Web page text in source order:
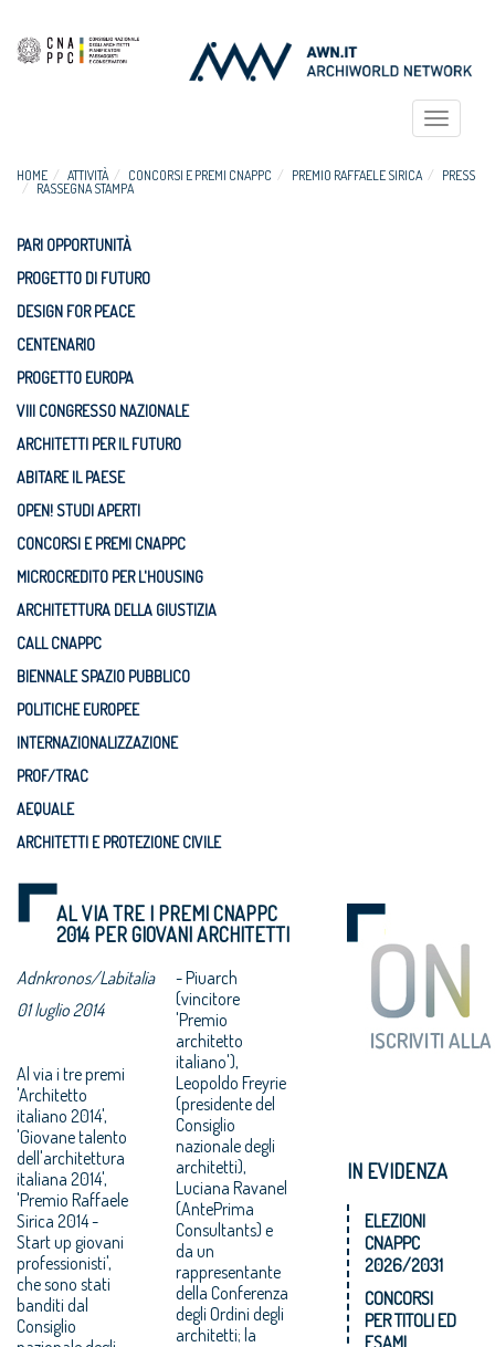
Toggle
HOME ATTIVITÀ CONCORSI E PREMI CNAPPC PREMIO RAFFAELE SIRICA
PRESS
RASSEGNA STAMPA
PARI OPPORTUNITÀ
PROGETTO DI FUTURO
DESIGN FOR PEACE
CENTENARIO
PROGETTO EUROPA
VIII CONGRESSO NAZIONALE
ARCHITETTI PER IL FUTURO
ABITARE IL PAESE
OPEN! STUDI APERTI
CONCORSI E PREMI CNAPPC
MICROCREDITO PER L'HOUSING
ARCHITETTURA DELLA GIUSTIZIA
CALL CNAPPC
BIENNALE SPAZIO PUBBLICO
POLITICHE EUROPEE
INTERNAZIONALIZZAZIONE
PROF/TRAC
AEQUALE
ARCHITETTI E PROTEZIONE CIVILE
AL VIA TRE I PREMI CNAPPC
2014 PER GIOVANI ARCHITETTI
Adnkronos/Labitalia
01 luglio 2014
Al via i tre premi
'Architetto
italiano 2014',
'Giovane talento
dell'architettura
italiana 2014',
'Premio Raffaele
Sirica 2014 -
Start up giovani
professionisti',
che sono stati
banditi dal
Consiglio
- Piuarch
(vincitore
'Premio
architetto
italiano'),
Leopoldo Freyrie
(presidente del
Consiglio
nazionale degli
architetti),
Luciana Ravanel
(AntePrima
Consultants) e
da un
rappresentante
della Conferenza
degli Ordini degli
architetti; la
IN EVIDENZA
ELEZIONI
CNAPPC
2026/2031
CONCORSI
PER TITOLI ED
ESAMI